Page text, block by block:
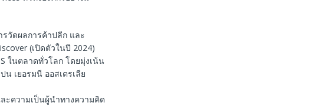
วัดผลการค้าปลีก และ
(เปิดตัวในปี 2024)
ในตลาดทั่วโลก โดยมุ่งเน้น
เยอรมนี ออสเตรเลีย
ะความเป็นผู้นําทางความคิด